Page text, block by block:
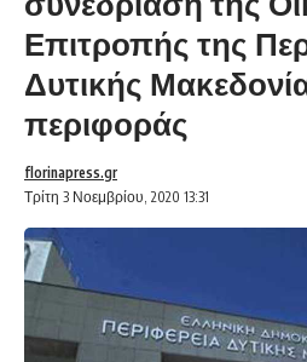
Επιτροπής της
Δυτικής
περιφοράς
Τρίτη 3 Νοεμβρίου, 2020 13:31
florinapress.gr